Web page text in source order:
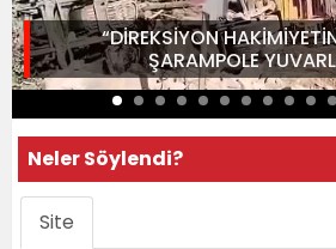
“DİREKSİYON
ŞARAMPOLE
Neler Söylendi?
Site